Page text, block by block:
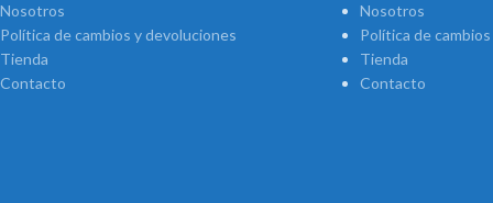
Nosotros
Política de cambios y devoluciones
Tienda
Contacto
Nosotros
Política de
Tienda
Contacto